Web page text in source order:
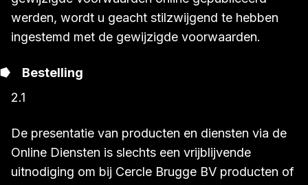
werden, wordt u geacht stilzwijgend te hebben
ingestemd met de gewijzigde voorwaarden.
Bestelling
2.1
De presentatie van producten en diensten via de
Online Diensten is slechts een vrijblijvende
uitnodiging om bij Cercle Brugge BV producten of